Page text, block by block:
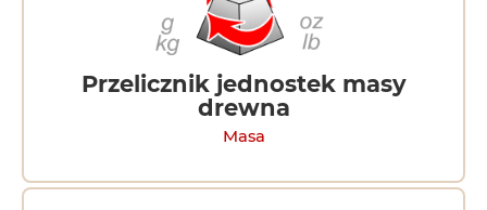
Przelicznik jednostek masy
drewna
Masa